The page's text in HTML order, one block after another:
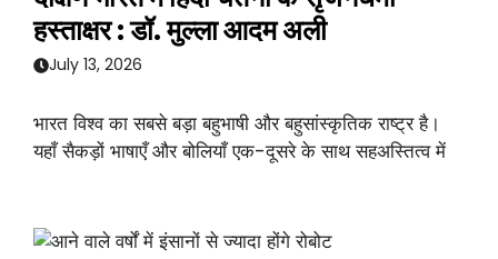
हस्ताक्षर : डॉ. मुल्ला आदम अली
July 13, 2026
भारत विश्व का सबसे बड़ा बहुभाषी और बहुसांस्कृतिक राष्ट्र है।
यहाँ सैकड़ों भाषाएँ और बोलियाँ एक-दूसरे के साथ सहअस्तित्व में